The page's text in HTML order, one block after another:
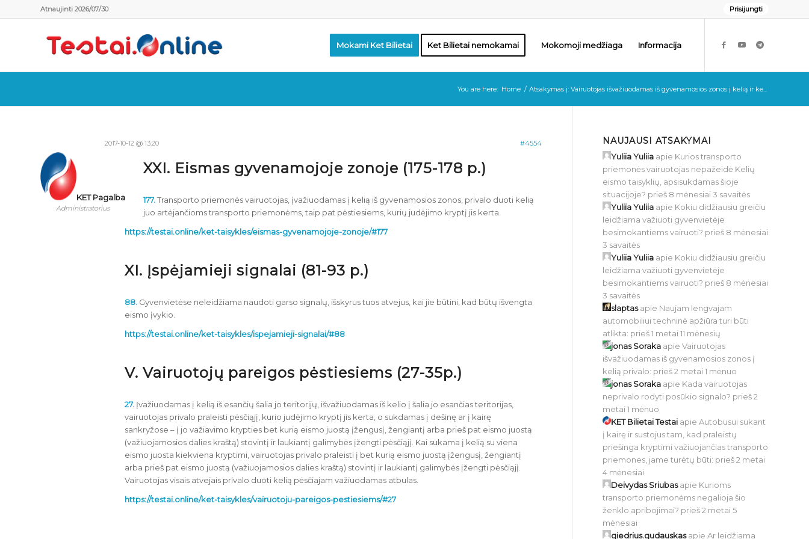
Prisijungti
Atnaujinti 2026/07/30
Mokami Ket Bilietai Ket Bilietai nemokamai Mokomoji medžiaga Informacija
You are here: Home / Atsakymas į: Vairuotojas išvažiuodamas iš gyvenamosios zonos į kelią ir ke...
2017-10-12 @ 13:20 #4554
KET Pagalba
Administratorius
XXI. Eismas gyvenamojoje zonoje (175-178 p.)
177.Transporto priemonės vairuotojas, įvažiuodamas į kelią iš gyvenamosios zonos, privalo duoti kelią
juo artėjančioms transporto priemonėms, taip pat pėstiesiems, kurių judėjimo kryptį jis kerta.
https://testai.online/ket-taisykles/eismas-gyvenamojoje-zonoje/#177
XI. Įspėjamieji signalai (81-93 p.)
88. Gyvenvietėse neleidžiama naudoti garso signalų, išskyrus tuos atvejus, kai jie būtini, kad būtų išvengta
eismo įvykio.
https://testai.online/ket-taisykles/ispejamieji-signalai/#88
V. Vairuotojų pareigos pėstiesiems (27-35p.)
27. Įvažiuodamas į kelią iš esančių šalia jo teritorijų, išvažiuodamas iš kelio į šalia jo esančias teritorijas,
vairuotojas privalo praleisti pėsčiąjį, kurio judėjimo kryptį jis kerta, o sukdamas į dešinę ar į kairę
sankryžose – į jo važiavimo krypties bet kurią eismo juostą įžengusį, žengiantį arba prieš pat eismo juostą
(važiuojamosios dalies kraštą) stovintį ir laukiantį galimybės įžengti pėsčiąjį. Kai sukama į kelią su viena
eismo juosta kiekviena kryptimi, vairuotojas privalo praleisti į bet kurią eismo juostą įžengusį, žengiantį
arba prieš pat eismo juostą (važiuojamosios dalies kraštą) stovintį ir laukiantį galimybės įžengti pėsčiąjį.
Vairuotojas visais atvejais privalo duoti kelią pėsčiajam važiuodamas atbulas.
https://testai.online/ket-taisykles/vairuotoju-pareigos-pestiesiems/#27
NAUJAUSI ATSAKYMAI
Yuliia Yuliia apie Kurios transporto
priemonės vairuotojas nepažeidė Kelių
eismo taisyklių, apsisukdamas šioje
situacijoje? prieš 8 mėnesiai 3 savaitės
Yuliia Yuliia apie Kokiu didžiausiu greičiu
leidžiama važiuoti gyvenvietėje
besimokantiems vairuoti? prieš 8 mėnesiai
3 savaitės
Yuliia Yuliia apie Kokiu didžiausiu greičiu
leidžiama važiuoti gyvenvietėje
besimokantiems vairuoti? prieš 8 mėnesiai
3 savaitės
slaptasapie Naujam lengvajam
automobiliui techninė apžiūra turi būti
atlikta: prieš 1 metai 11 mėnesių
jonas Soraka apieVairuotojas
išvažiuodamas iš gyvenamosios zonos į
kelią privalo: prieš 2 metai 1 mėnuo
jonas Soraka apie Kada vairuotojas
neprivalo rodyti posūkio signalo? prieš 2
metai 1 mėnuo
KET Bilietai Testai apieAutobusui sukant
į kairę ir sustojus tam, kad praleistų
priešinga kryptimi važiuojančias transporto
priemones, jame turėtų būti: prieš 2 metai
4 mėnesiai
Deivydas Sriubasapie Kurioms
transporto priemonėms negalioja šio
ženklo apribojimai? prieš 2 metai 5
mėnesiai
giedrius.gudauskasapieAr leidžiama